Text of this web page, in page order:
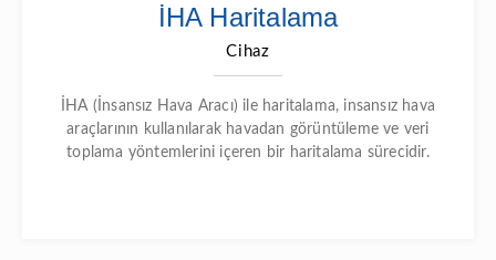
İHA Haritalama
Cihaz
İHA (İnsansız Hava Aracı) ile haritalama, insansız hava
araçlarının kullanılarak havadan görüntüleme ve veri
toplama yöntemlerini içeren bir haritalama sürecidir.